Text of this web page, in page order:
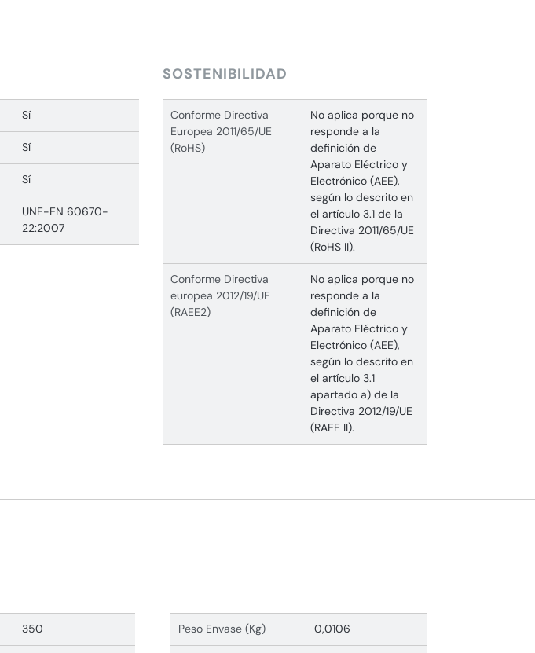
Sí
Sí
Sí
UNE-EN 60670-
22:2007
SOSTENIBILIDAD
Conforme Directiva
Europea 2011/65/UE
(RoHS)
No aplica porque no
responde a la
definición de
Aparato Eléctrico y
Electrónico (AEE),
según lo descrito en
el artículo 3.1 de la
Directiva 2011/65/UE
(RoHS II).
Conforme Directiva
europea 2012/19/UE
(RAEE2)
No aplica porque no
responde a la
definición de
Aparato Eléctrico y
Electrónico (AEE),
según lo descrito en
el artículo 3.1
apartado a) de la
Directiva 2012/19/UE
(RAEE II).
350 Peso Envase (Kg) 0,0106